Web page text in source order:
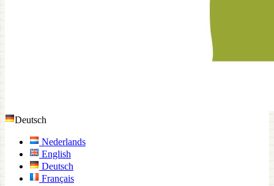
Deutsch
Nederlands
English
Deutsch
Français